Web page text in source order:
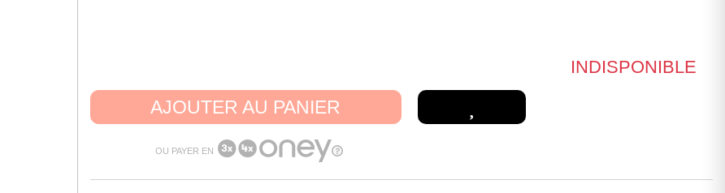
INDISPONIBLE
AJOUTER AU PANIER
OU PAYER EN